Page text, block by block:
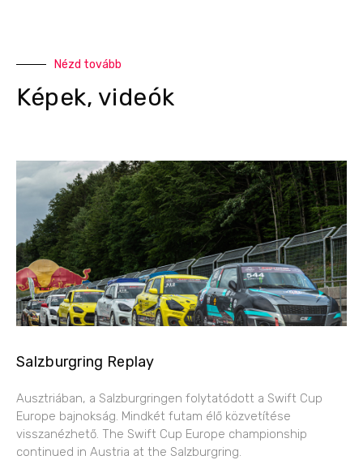
Nézd tovább
Képek, videók
Salzburgring Replay
Ausztriában, a Salzburgringen folytatódott a Swift Cup
Europe bajnokság. Mindkét futam élő közvetítése
visszanézhető. The Swift Cup Europe championship
continued in Austria at the Salzburgring.